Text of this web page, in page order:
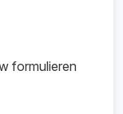
formulieren